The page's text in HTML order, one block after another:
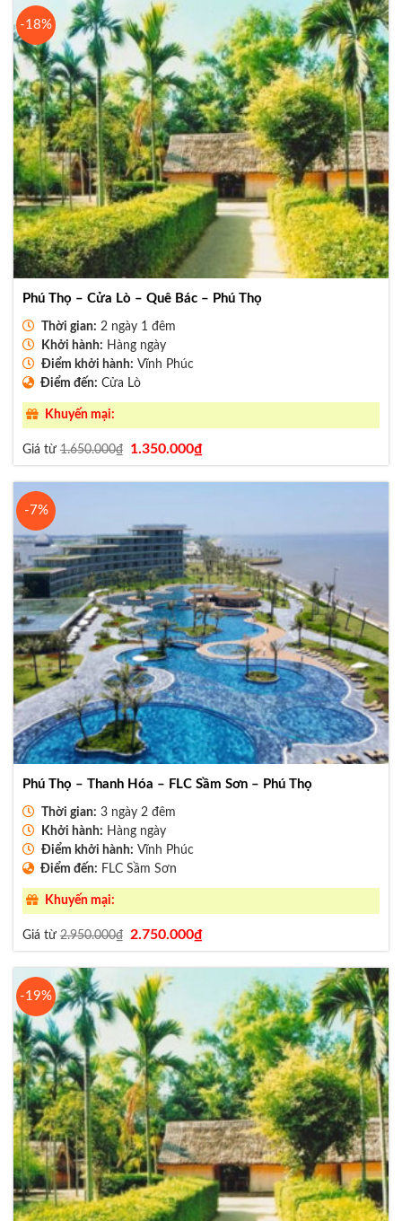
2.450.000₫.
-18%
Phú Thọ – Cửa Lò – Quê Bác – Phú Thọ
Thời gian: 2 ngày 1 đêm
Khởi hành: Hàng ngày
Điểm khởi hành: Vĩnh Phúc
Điểm đến: Cửa Lò
Khuyến mại:
Giá từ1.650.000₫
Giá
gốc
là:
1.650.000₫.
1.350.000₫Giá
hiện
tại
là:
-7%
Phú Thọ – Thanh Hóa – FLC Sầm Sơn – Phú Thọ
Thời gian: 3 ngày 2 đêm
Khởi hành: Hàng ngày
Điểm khởi hành: Vĩnh Phúc
Điểm đến: FLC Sầm Sơn
Khuyến mại:
Giá từ2.950.000₫
Giá
gốc
là:
2.950.000₫.
2.750.000₫Giá
hiện
tại
là:
2.750.000₫.
-19%